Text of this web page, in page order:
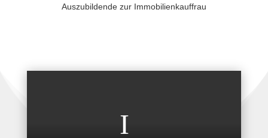
Auszubildende zur Immobilienkauffrau